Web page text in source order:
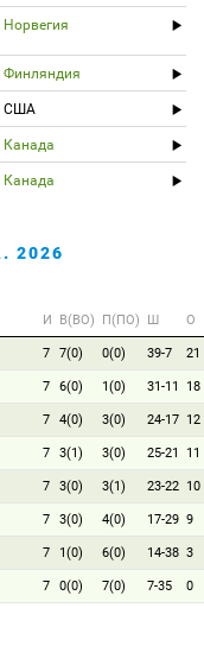
Норвегия
Финляндия
США
Канада
Канада
2026
И В(ВО) П(ПО) Ш О
7 7(0) 0(0) 39-7 21
7 6(0) 1(0) 31-11 18
7 4(0) 3(0) 24-17 12
7 3(1) 3(0) 25-21 11
7 3(0) 3(1) 23-22 10
7 3(0) 4(0) 17-29 9
7 1(0) 6(0) 14-38 3
7 0(0) 7(0) 7-35 0